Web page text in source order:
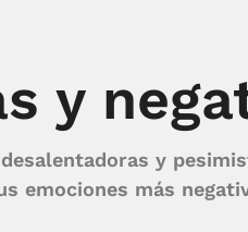
y
y
emociones más